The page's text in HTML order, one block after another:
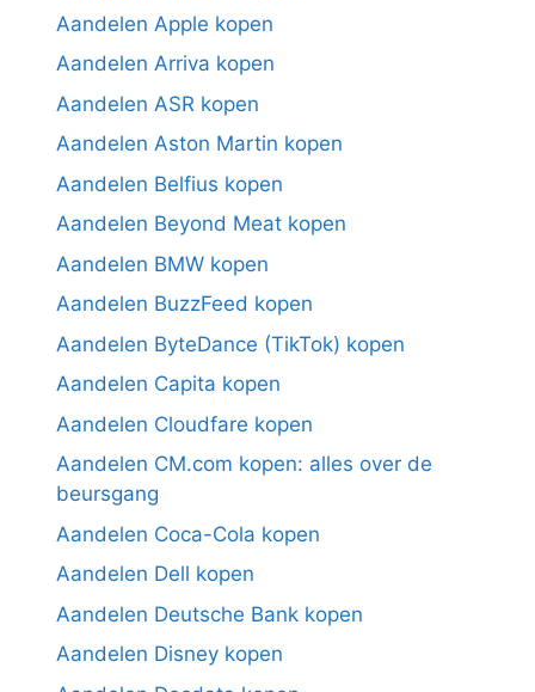
Aandelen Apple kopen
Aandelen Arriva kopen
Aandelen ASR kopen
Aandelen Aston Martin kopen
Aandelen Belfius kopen
Aandelen Beyond Meat kopen
Aandelen BMW kopen
Aandelen BuzzFeed kopen
Aandelen ByteDance (TikTok) kopen
Aandelen Capita kopen
Aandelen Cloudfare kopen
Aandelen CM.com kopen: alles over de
beursgang
Aandelen Coca-Cola kopen
Aandelen Dell kopen
Aandelen Deutsche Bank kopen
Aandelen Disney kopen